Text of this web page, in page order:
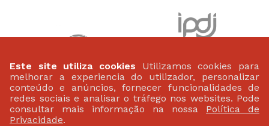
Este site utiliza cookies Utilizamos cookies para
melhorar a experiencia do utilizador, personalizar
conteúdo e anúncios, fornecer funcionalidades de
redes sociais e analisar o tráfego nos websites. Pode
consultar mais informação na nossa Política de
Privacidade.